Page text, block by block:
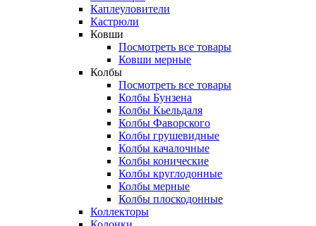
Каплеуловители
Кастрюли
Ковши
Посмотреть все товары
Ковши мерные
Колбы
Посмотреть все товары
Колбы Бунзена
Колбы Кьельдаля
Колбы Фаворского
Колбы грушевидные
Колбы качалочные
Колбы конические
Колбы круглодонные
Колбы мерные
Колбы плоскодонные
Коллекторы